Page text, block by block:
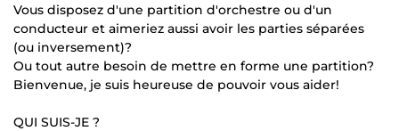
Vous disposez d'une partition d'orchestre ou d'un
conducteur et aimeriez aussi avoir les parties séparées
(ou inversement)?
Ou tout autre besoin de mettre en forme une partition?
Bienvenue, je suis heureuse de pouvoir vous aider!
QUI SUIS-JE ?